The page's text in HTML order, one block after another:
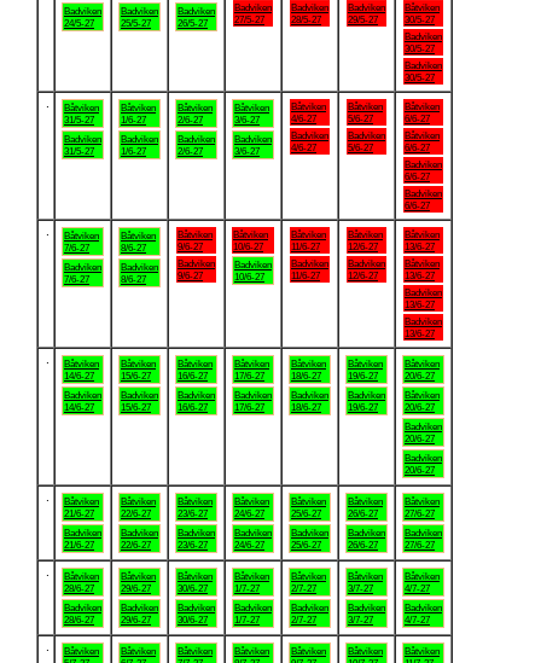
Badviken
24/5-27
Badviken
25/5-27
Badviken
26/5-27
Badviken
27/5-27
Badviken
28/5-27
Badviken
29/5-27
Båtviken
30/5-27
Badviken
30/5-27
Badviken
30/5-27
Båtviken
31/5-27
Badviken
31/5-27
Båtviken
1/6-27
Badviken
1/6-27
Båtviken
2/6-27
Badviken
2/6-27
Båtviken
3/6-27
Badviken
3/6-27
Båtviken
4/6-27
Badviken
4/6-27
Båtviken
5/6-27
Badviken
5/6-27
Båtviken
6/6-27
Båtviken
6/6-27
Badviken
6/6-27
Badviken
6/6-27
Båtviken
7/6-27
Badviken
7/6-27
Båtviken
8/6-27
Badviken
8/6-27
Båtviken
9/6-27
Badviken
9/6-27
Båtviken
10/6-27
Badviken
10/6-27
Båtviken
11/6-27
Badviken
11/6-27
Båtviken
12/6-27
Badviken
12/6-27
Båtviken
13/6-27
Båtviken
13/6-27
Badviken
13/6-27
Badviken
13/6-27
Båtviken
14/6-27
Badviken
14/6-27
Båtviken
15/6-27
Badviken
15/6-27
Båtviken
16/6-27
Badviken
16/6-27
Båtviken
17/6-27
Badviken
17/6-27
Båtviken
18/6-27
Badviken
18/6-27
Båtviken
19/6-27
Badviken
19/6-27
Båtviken
20/6-27
Båtviken
20/6-27
Badviken
20/6-27
Badviken
20/6-27
Båtviken
21/6-27
Badviken
21/6-27
Båtviken
22/6-27
Badviken
22/6-27
Båtviken
23/6-27
Badviken
23/6-27
Båtviken
24/6-27
Badviken
24/6-27
Båtviken
25/6-27
Badviken
25/6-27
Båtviken
26/6-27
Badviken
26/6-27
Båtviken
27/6-27
Badviken
27/6-27
Båtviken
28/6-27
Badviken
28/6-27
Båtviken
29/6-27
Badviken
29/6-27
Båtviken
30/6-27
Badviken
30/6-27
Båtviken
1/7-27
Badviken
1/7-27
Båtviken
2/7-27
Badviken
2/7-27
Båtviken
3/7-27
Badviken
3/7-27
Båtviken
4/7-27
Badviken
4/7-27
Båtviken
Båtviken
Båtviken
Båtviken
Båtviken
Båtviken
Båtviken